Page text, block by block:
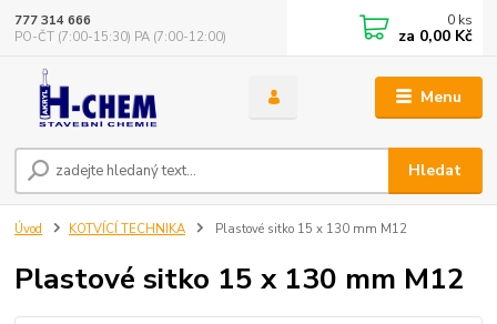
Menu
Hledat
777 314 666
PO-ČT (7:00-15:30) PA (7:00-12:00)
0 ks
za 0,00 Kč
Úvod KOTVÍCÍ TECHNIKA Plastové sitko 15 x 130 mm M12
Plastové sitko 15 x 130 mm M12